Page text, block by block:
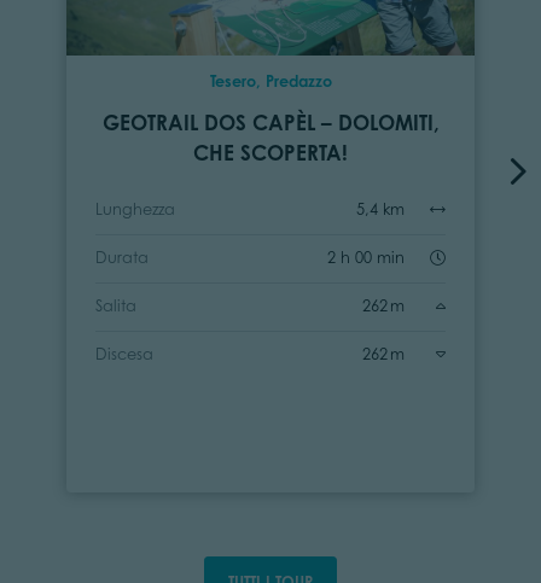
Tesero, Predazzo
GEOTRAIL DOS CAPÈL – DOLOMITI,
CHE SCOPERTA!
Lunghezza 5,4 km
Durata 2 h 00 min
Salita 262 m
Discesa 262 m
TUTTI I TOUR